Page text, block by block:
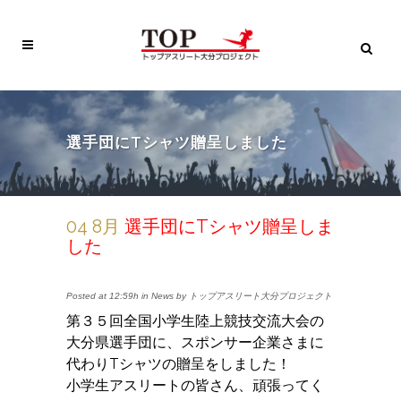
選手団にTシャツ贈呈しました
04 8月 選手団にTシャツ贈呈しま
した
Posted at 12:59h in News by トップアスリート大分プロジェクト
第３５回全国小学生陸上競技交流大会の
大分県選手団に、スポンサー企業さまに
代わりTシャツの贈呈をしました！
小学生アスリートの皆さん、頑張ってく